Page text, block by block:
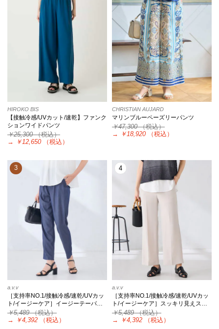
HIROKO BIS
【接触冷感/UVカット/速乾】ファンク
ションワイドパンツ
￥25,300（税込）
→
￥12,650 （税込）
CHRISTIAN AUJARD
マリンブルーペーズリーパンツ
￥47,300（税込）
→
￥18,920 （税込）
3
a.v.v
［支持率NO.1/接触冷感/速乾/UVカッ
ト/イージーケア］イージーテーパ…
￥5,489（税込）
→
￥4,392 （税込）
4
a.v.v
［支持率NO.1/接触冷感/速乾/UVカッ
ト/イージーケア］スッキリ見えス…
￥5,489（税込）
→
￥4,392 （税込）